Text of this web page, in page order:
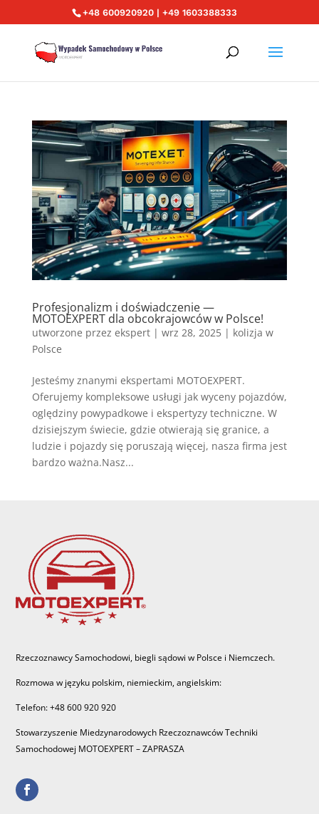
+48 600920920 | +49 1603388333
Profesjonalizm i doświadczenie —
MOTOEXPERT dla obcokrajowców w Polsce!
utworzone przez ekspert| wrz 28, 2025| kolizja w
Polsce
Jesteśmy znanymi ekspertami MOTOEXPERT.
Oferujemy kompleksowe usługi jak wyceny pojazdów,
oględziny powypadkowe i ekspertyzy techniczne. W
dzisiejszym świecie, gdzie otwierają się granice, a
ludzie i pojazdy się poruszają więcej, nasza firma jest
bardzo ważna.Nasz...
Rzeczoznawcy Samochodowi, biegli sądowi w Polsce i Niemczech.
Rozmowa w języku polskim, niemieckim, angielskim:
Telefon: +48 600 920 920
Stowarzyszenie Miedzynarodowych Rzeczoznawców Techniki
Samochodowej MOTOEXPERT – ZAPRASZA